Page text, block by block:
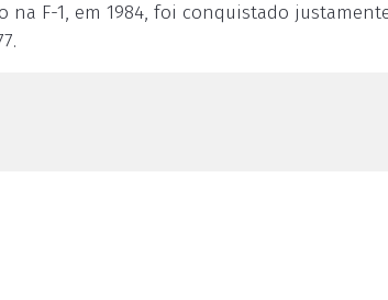
F-1, em 1984, foi conquistado